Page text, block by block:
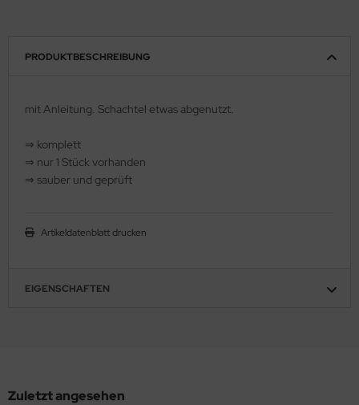
PRODUKTBESCHREIBUNG
mit Anleitung. Schachtel etwas abgenutzt.
⇒ komplett
⇒ nur 1 Stück vorhanden
⇒ sauber und geprüft
Artikeldatenblatt drucken
EIGENSCHAFTEN
Zuletzt angesehen